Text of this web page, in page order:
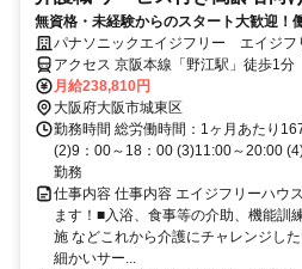
無資格・未経験からのスタート大歓迎！
ます！正社員への登用制度もあります。
ャリアアップを応援します！
パナソニックエイジフリー エイジフ
アクセス 京阪本線「野江駅」徒歩1分
月給238,810円
大阪府大阪市城東区
勤務時間 総労働時間：1ヶ月あたり
(2)9：00～18：00 (3)11:00～20:00
勤務
仕事内容 仕事内容 エイジフリーハウ
ます！■入浴、食事等の介助、機能訓
施 などこれから介護にチャレンジし
細かいサー...